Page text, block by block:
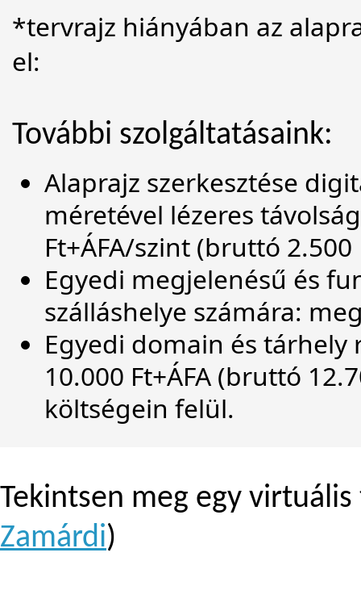
*tervrajz hiányában az
el:
További szolgáltatásaink:
Alaprajz szerkesztése
méretével lézeres
Ft+ÁFA/szint (bruttó 2.500
Egyedi megjelenésű és
szálláshelye számára:
Egyedi domain és
10.000 Ft+ÁFA (bruttó
költségein felül.
Tekintsen meg egy
Zamárdi)